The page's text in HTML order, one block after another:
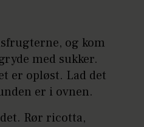
og kom
med sukker.
er opløst. Lad det
er i ovnen.
Rør ricotta,